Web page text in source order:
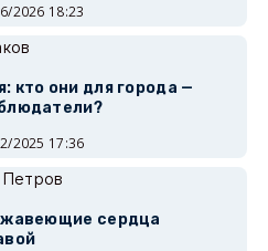
2026 18:23
кто они для города —
2025 17:36
сердца